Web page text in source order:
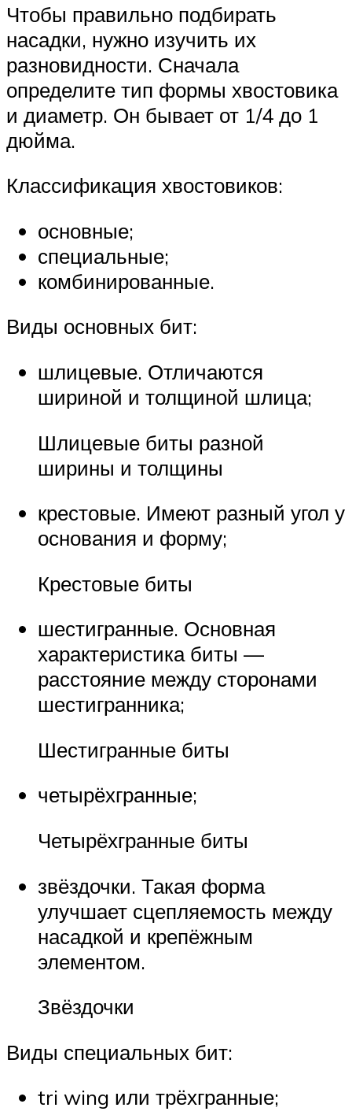
Чтобы правильно подбирать
насадки, нужно изучить их
разновидности. Сначала
определите тип формы хвостовика
и диаметр. Он бывает от 1/4 до 1
дюйма.
Классификация хвостовиков:
основные;
специальные;
комбинированные.
Виды основных бит:
шлицевые. Отличаются
шириной и толщиной шлица;
Шлицевые биты разной
ширины и толщины
крестовые. Имеют разный угол у
основания и форму;
Крестовые биты
шестигранные. Основная
характеристика биты —
расстояние между сторонами
шестигранника;
Шестигранные биты
четырёхгранные;
Четырёхгранные биты
звёздочки. Такая форма
улучшает сцепляемость между
насадкой и крепёжным
элементом.
Звёздочки
Виды специальных бит:
tri wing или трёхгранные;